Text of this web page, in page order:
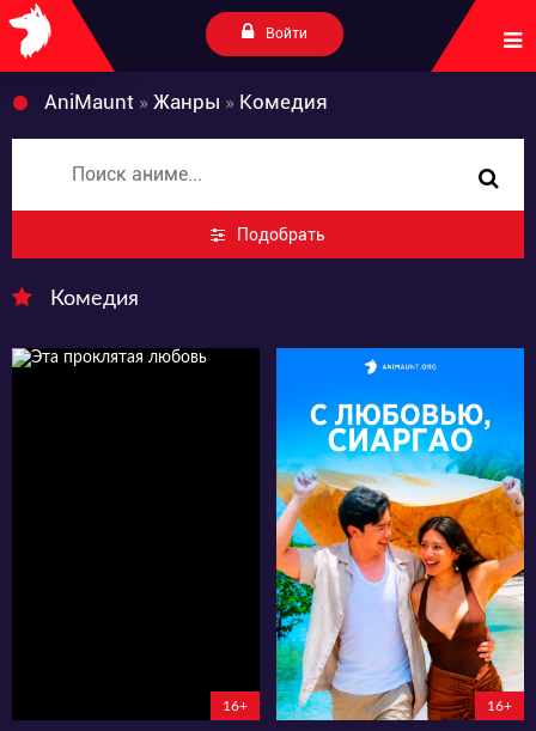
Войти
AniMaunt » Жанры » Комедия
Подобрать
Комедия
16+
2418
23 6
1:5:37:31
16+